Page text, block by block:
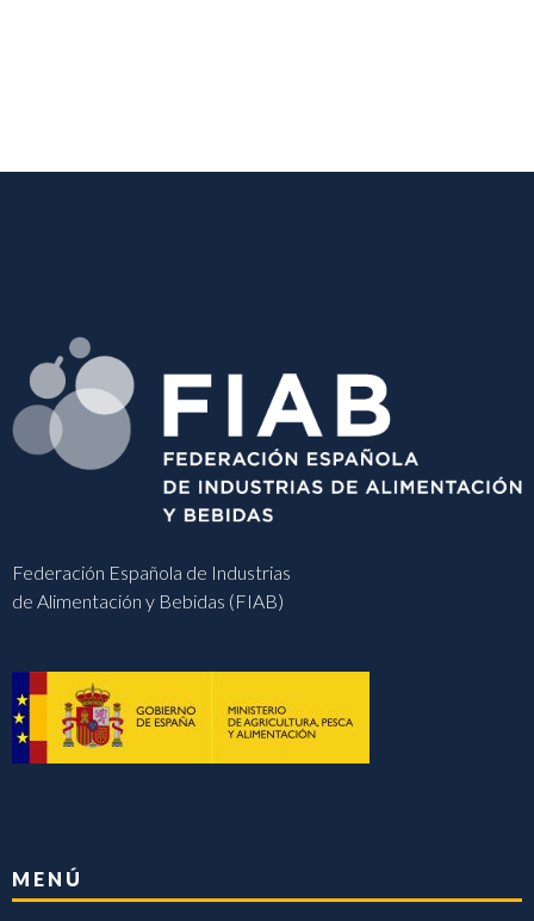
Federación Española de Industrias
de Alimentación y Bebidas (FIAB)
MENÚ